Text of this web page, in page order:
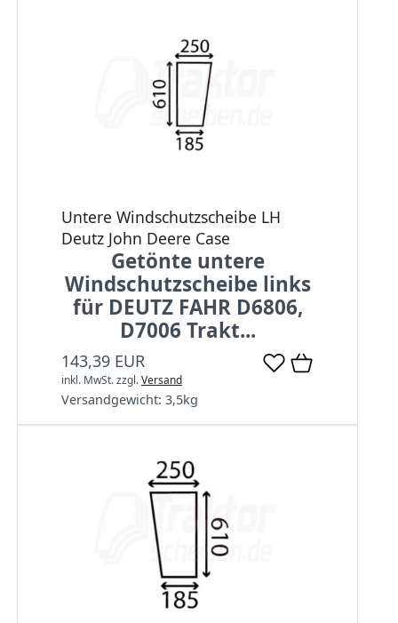
Untere Windschutzscheibe LH
Deutz John Deere Case
Getönte untere
Windschutzscheibe links
für DEUTZ FAHR D6806,
D7006 Trakt...
143,39 EUR
inkl. MwSt.zzgl.Versand
Versandgewicht: 3,5kg